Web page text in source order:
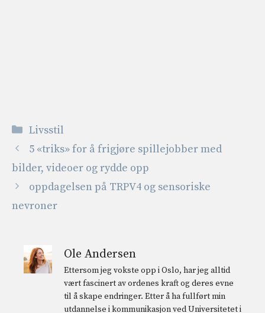
Kategorier
Livsstil
5 «triks» for å frigjøre spillejobber med
bilder, videoer og rydde opp
oppdagelsen på TRPV4 og sensoriske
nevroner
Ole Andersen
Ettersom jeg vokste opp i Oslo, har jeg alltid
vært fascinert av ordenes kraft og deres evne
til å skape endringer. Etter å ha fullført min
utdannelse i kommunikasjon ved Universitetet i